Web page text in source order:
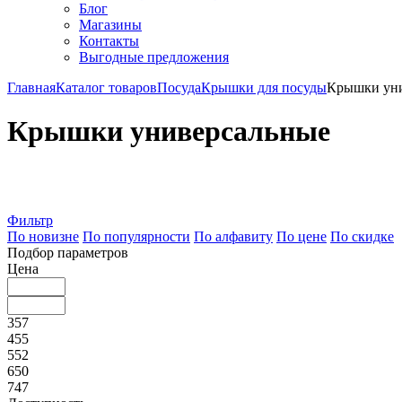
Блог
Магазины
Контакты
Выгодные предложения
ГлавнаяКаталог товаровПосудаКрышки для посудыКрышки
Крышки универсальные
Фильтр
По новизне По популярности По алфавиту По цене По скидке
Подбор параметров
Цена
357
455
552
650
747